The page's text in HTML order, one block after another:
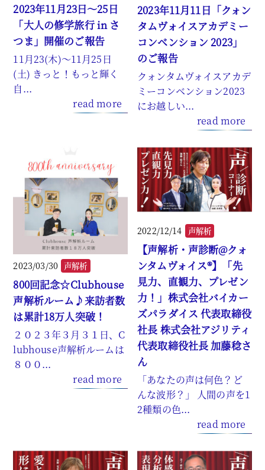
2023年11月23日～25日
「大人の修学旅行 in さ
つま」開催のご報告
11月23(木)～11月25日
(土) きっと！もっと輝く
自...
read more
2023年11月11日「クォン
タムヴォイスアカデミー
コンベンション 2023」
のご報告
クォンタムヴォイスアカデ
ミーコンベンション2023
にお越しい...
read more
2023/03/30 声解析
800回記念☆Clubhouse
声解析ルーム♪来訪者数
は累計18万人突破！
２０２３年３月３１日、C
lubhouse声解析ルームは
８００...
read more
2022/12/14 声解析
【声解析・声診断@クォ
ンタムヴォイス®】「先
見力、直観力、プレゼン
力！」株式会社バイカー
ズパラダイス 代表取締役
社長 株式会社アジリティ
代表取締役社長 加藤稔さ
ん
「あなたの声は何色？ど
んな波形？」 人間の声を1
2種類の色...
read more